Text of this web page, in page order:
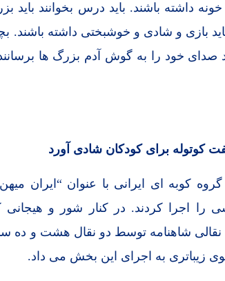
داشته باشند. باید درس بخوانند باید
بازی و شادی و خوشبختی داشته باشند.
صدای خود را به گوش آدم بزرگ ها
کوتوله برای کودکان شادی آورد
کوبه ای ایرانی با عنوان “ایران
را اجرا کردند. در کنار شور و
شاهنامه توسط دو نقال هشت و ده ساله
زیباتری به اجرای این بخش می داد.